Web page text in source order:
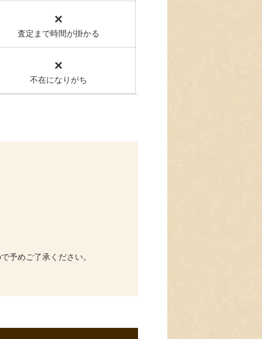
×
査定まで時間が掛かる
×
不在になりがち
予めご了承ください。